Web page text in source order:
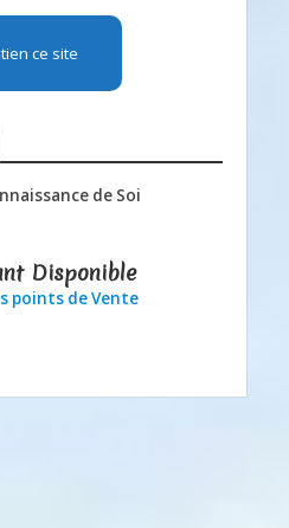
ce site
de Soi
Disponible
points de Vente